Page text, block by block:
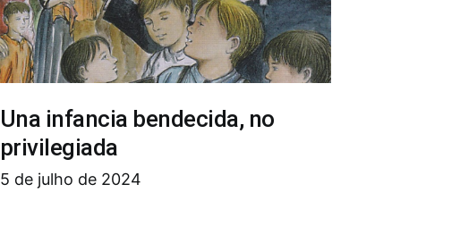
Una infancia bendecida, no
privilegiada
5 de julho de 2024